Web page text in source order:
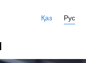
Қаз Рус